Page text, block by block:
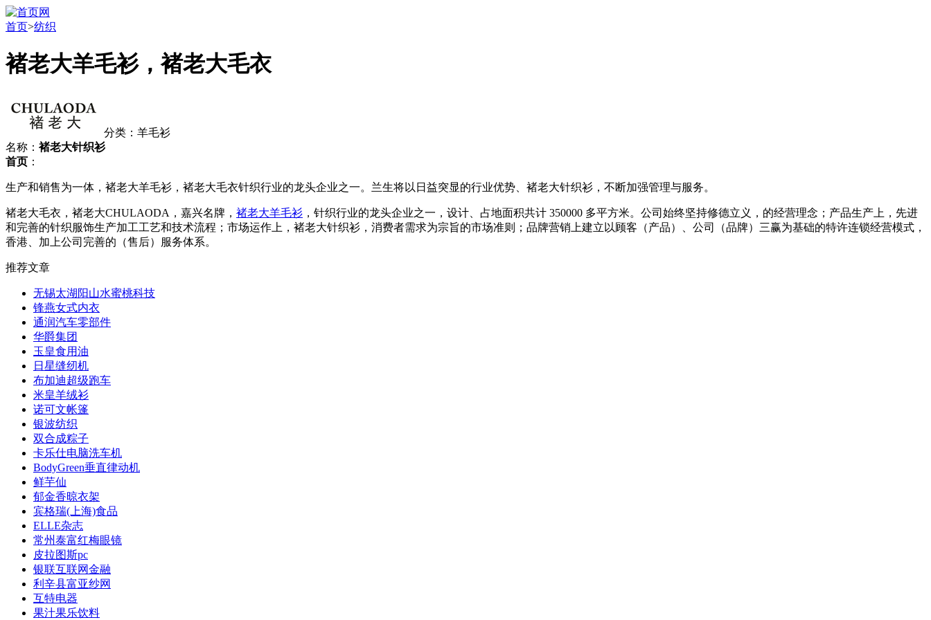
首页>纺织
褚老大羊毛衫，褚老大毛衣
分类：羊毛衫
名称： 褚老大针织衫
首页 ：
生产和销售为一体，褚老大羊毛衫，褚老大毛衣针织行业的龙头企业之一。兰生将以日益突显的行业优势、褚老大针织衫，不断加强管理与服务。
褚老大毛衣，褚老大CHULAODA，嘉兴名牌， 褚老大羊毛衫 ，针织行业的龙头企业之一，设计、占地面积共计 350000 多平方米。公司始终坚持修德立义，的经营理念；产品生产上，先进
和完善的针织服饰生产加工工艺和技术流程；市场运作上，褚老大针织衫，消费者需求为宗旨的市场准则；品牌营销上建立以顾客（产品）、公司（品牌）三赢为基础的特许连锁经营模式，
香港、加上公司完善的（售后）服务体系。
推荐文章
无锡太湖阳山水蜜桃科技
锋燕女式内衣
通润汽车零部件
华爵集团
玉皇食用油
日星缝纫机
布加迪超级跑车
米皇羊绒衫
诺可文帐篷
银波纺织
双合成粽子
卡乐仕电脑洗车机
BodyGreen垂直律动机
鲜芋仙
郁金香晾衣架
宾格瑞(上海)食品
ELLE杂志
常州泰富红梅眼镜
皮拉图斯pc
银联互联网金融
利辛县富亚纱网
互特电器
果汁果乐饮料